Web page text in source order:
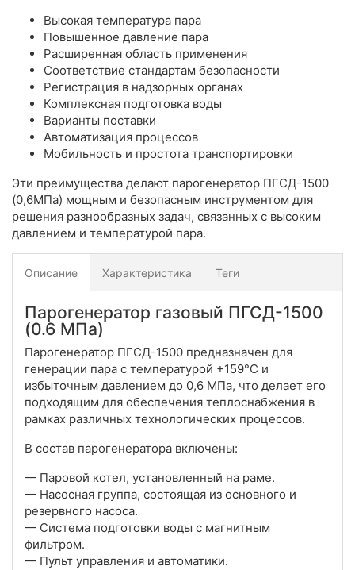
Высокая температура пара
Повышенное давление пара
Расширенная область применения
Соответствие стандартам безопасности
Регистрация в надзорных органах
Комплексная подготовка воды
Варианты поставки
Автоматизация процессов
Мобильность и простота транспортировки
Эти преимущества делают парогенератор ПГСД-1500
(0,6МПа) мощным и безопасным инструментом для
решения разнообразных задач, связанных с высоким
давлением и температурой пара.
Описание Характеристика Теги
Парогенератор газовый ПГСД-1500
(0.6 МПа)
Парогенератор ПГСД-1500 предназначен для
генерации пара с температурой +159°С и
избыточным давлением до 0,6 МПа, что делает его
подходящим для обеспечения теплоснабжения в
рамках различных технологических процессов.
В состав парогенератора включены:
— Паровой котел, установленный на раме.
— Насосная группа, состоящая из основного и
резервного насоса.
— Система подготовки воды с магнитным
фильтром.
— Пульт управления и автоматики.